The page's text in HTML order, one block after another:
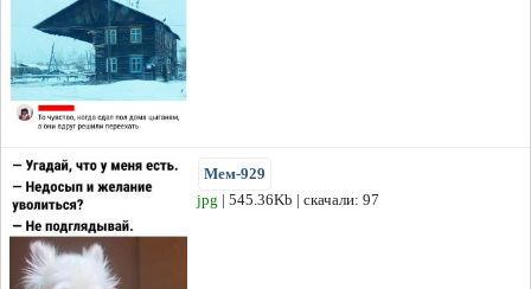
Мем-929
jpg | 545.36Kb | скачали: 97